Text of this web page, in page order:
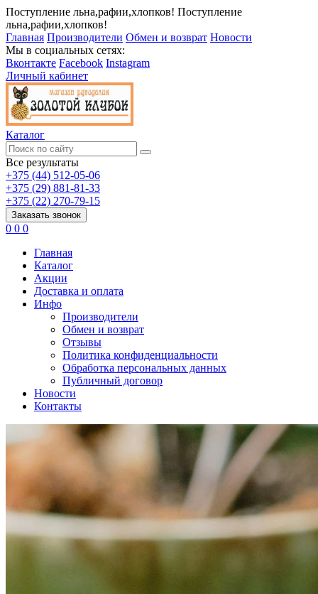
Поступление льна,рафии,хлопков! Поступление
льна,рафии,хлопков!
Главная Производители Обмен и возврат Новости
Мы в социальных сетях:
Вконтакте Facebook Instagram
Личный кабинет
Каталог
Все результаты
+375 (44) 512-05-06
+375 (29) 881-81-33
+375 (22) 270-79-15
Заказать звонок
0 0 0
Главная
Каталог
Акции
Доставка и оплата
Инфо
Производители
Обмен и возврат
Отзывы
Политика конфиденциальности
Обработка персональных данных
Публичный договор
Новости
Контакты